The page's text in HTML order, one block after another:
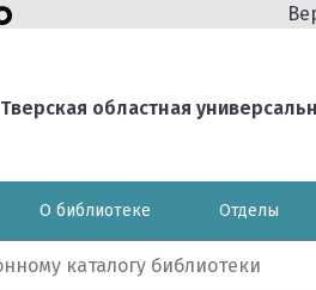
Тверская областная
О библиотеке Отделы